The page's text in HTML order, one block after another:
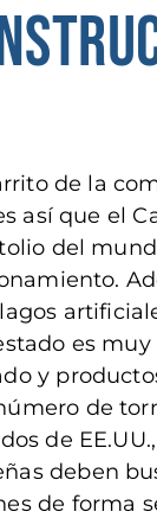
de la
así que el
del
es
y
de
de
deben
de forma